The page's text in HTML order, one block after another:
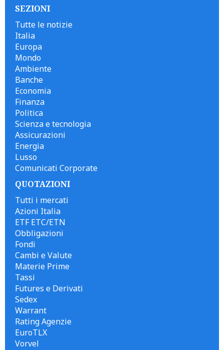
SEZIONI
Tutte le notizie
Italia
Europa
Mondo
Ambiente
Banche
Economia
Finanza
Politica
Scienza e tecnologia
Assicurazioni
Energia
Lusso
Comunicati Corporate
QUOTAZIONI
Tutti i mercati
Azioni Italia
ETF ETC/ETN
Obbligazioni
Fondi
Cambi e Valute
Materie Prime
Tassi
Futures e Derivati
Sedex
Warrant
Rating Agenzie
EuroTLX
Vorvel